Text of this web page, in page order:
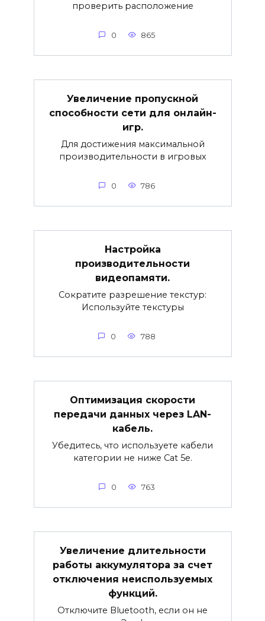
проверить расположение
0 865
Увеличение пропускной
способности сети для онлайн-
игр.
Для достижения максимальной
производительности в игровых
0 786
Настройка
производительности
видеопамяти.
Сократите разрешение текстур:
Используйте текстуры
0 788
Оптимизация скорости
передачи данных через LAN-
кабель.
Убедитесь, что используете кабели
категории не ниже Cat 5e.
0 763
Увеличение длительности
работы аккумулятора за счет
отключения неиспользуемых
функций.
Отключите Bluetooth, если он не